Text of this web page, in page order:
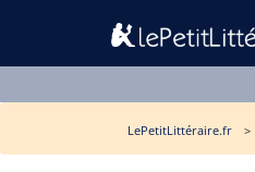
LePetitLittéraire.fr